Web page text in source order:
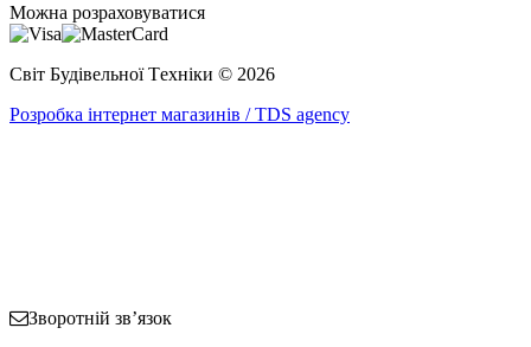
Можна розраховуватися
Світ Будівельної Tехніки © 2026
Розробка інтернет магазинів / TDS agency
Зворотній зв’язок